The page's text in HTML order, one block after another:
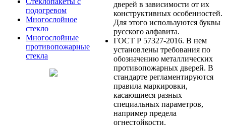
подогревом
Многослойное
стекло
Многослойные
противопожарные
стекла
дверей в зависимости от их
конструктивных особенностей.
Для этого используются буквы
русского алфавита.
ГОСТ Р 57327-2016. В нем
установлены требования по
обозначению металлических
противопожарных дверей. В
стандарте регламентируются
правила маркировки,
касающиеся разных
специальных параметров,
например предела
огнестойкости.